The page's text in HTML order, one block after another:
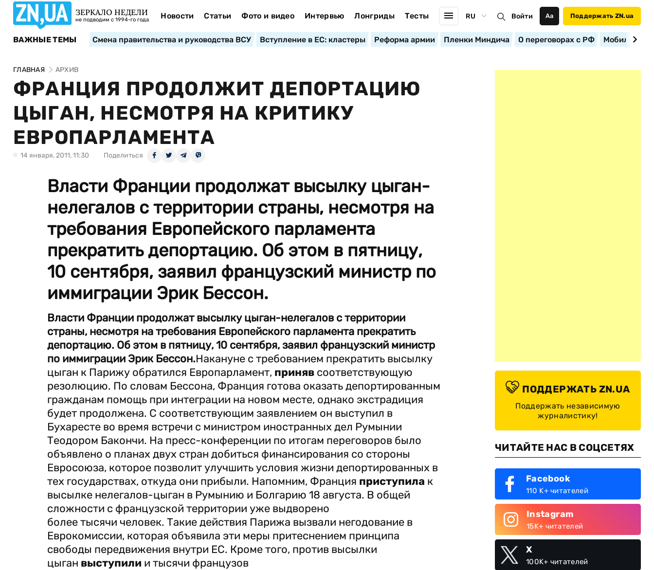
ЗЕРКАЛО НЕДЕЛИ
не подводим с 1994-го года Новости Статьи Фото и видео Интервью Лонгриды Тесты RU Войти Аа Поддержать ZN.ua
ВАЖНЫЕ ТЕМЫ Смена правительства и руководства ВСУ Вступление в ЕС: кластеры Реформа армии Пленки Миндича О переговорах с РФ
ГЛАВНАЯ АРХИВ
ФРАНЦИЯ ПРОДОЛЖИТ ДЕПОРТАЦИЮ
ЦЫГАН, НЕСМОТРЯ НА КРИТИКУ
ЕВРОПАРЛАМЕНТА
14 января, 2011, 11:30 Поделиться
Власти Франции продолжат высылку цыган-
нелегалов с территории страны, несмотря на
требования Европейского парламента
прекратить депортацию. Об этом в пятницу,
10 сентября, заявил французский министр по
иммиграции Эрик Бессон.
Власти Франции продолжат высылку цыган-нелегалов с территории
страны, несмотря на требования Европейского парламента прекратить
депортацию. Об этом в пятницу, 10 сентября, заявил французский министр
по иммиграции Эрик Бессон.Накануне с требованием прекратить высылку
цыган к Парижу обратился Европарламент, приняв соответствующую
резолюцию. По словам Бессона, Франция готова оказать депортированным
гражданам помощь при интеграции на новом месте, однако экстрадиция
будет продолжена. С соответствующим заявлением он выступил в
Бухаресте во время встречи с министром иностранных дел Румынии
Теодором Бакончи. На пресс-конференции по итогам переговоров было
объявлено о планах двух стран добиться финансирования со стороны
Евросоюза, которое позволит улучшить условия жизни депортированных в
тех государствах, откуда они прибыли. Напомним, Франция приступила к
высылке нелегалов-цыган в Румынию и Болгарию 18 августа. В общей
сложности с французской территории уже выдворено
более тысячи человек. Такие действия Парижа вызвали негодование в
Еврокомиссии, которая объявила эти меры притеснением принципа
свободы передвижения внутри ЕС. Кроме того, против высылки
цыган выступили и тысячи французов
ПОДДЕРЖАТЬ ZN.UA
Поддержать независимую
журналистику!
ЧИТАЙТЕ НАС В СОЦСЕТЯХ
Facebook
110 K+ читателей
Instagram
15K+ читателей
X
100K+ читателей